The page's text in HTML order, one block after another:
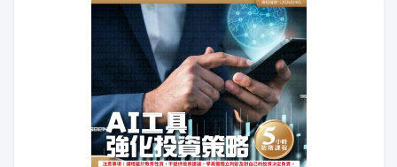
***上課時間會因應實際情況而增加或減少***